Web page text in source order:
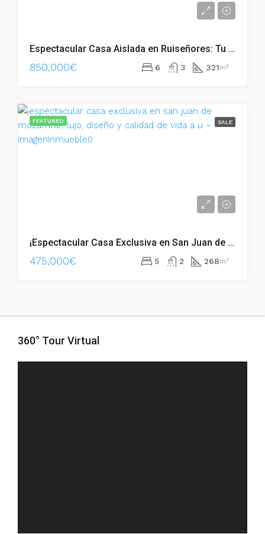
Espectacular Casa Aislada en Ruiseñores: Tu Oasis Privado en el Corazón de Zaragoza – aa103
850,000€ 6 3 321m²
FEATURED SALE
¡Espectacular Casa Exclusiva en San Juan de Mozarrifar! Lujo, Diseño y Calidad de Vida a u – aa0098
475,000€ 5 2 268m²
360° Tour Virtual